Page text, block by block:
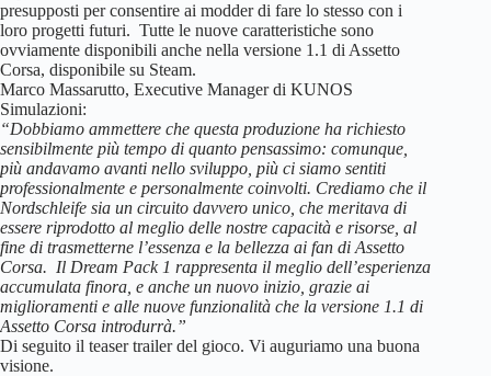
presupposti per consentire ai modder di fare lo stesso con i
loro progetti futuri. Tutte le nuove caratteristiche sono
ovviamente disponibili anche nella versione 1.1 di Assetto
Corsa, disponibile su Steam.
Marco Massarutto, Executive Manager di KUNOS
Simulazioni:
“Dobbiamo ammettere che questa produzione ha richiesto
sensibilmente più tempo di quanto pensassimo: comunque,
più andavamo avanti nello sviluppo, più ci siamo sentiti
professionalmente e personalmente coinvolti. Crediamo che il
Nordschleife sia un circuito davvero unico, che meritava di
essere riprodotto al meglio delle nostre capacità e risorse, al
fine di trasmetterne l’essenza e la bellezza ai fan di Assetto
Corsa. Il Dream Pack 1 rappresenta il meglio dell’esperienza
accumulata finora, e anche un nuovo inizio, grazie ai
miglioramenti e alle nuove funzionalità che la versione 1.1 di
Assetto Corsa introdurrà.”
Di seguito il teaser trailer del gioco. Vi auguriamo una buona
visione.